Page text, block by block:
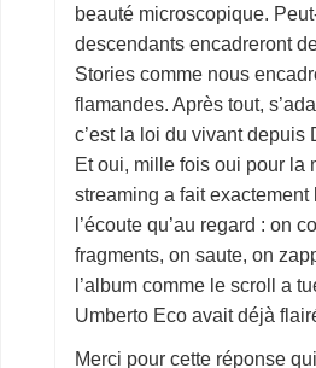
beauté microscopique.
descendants encadreront
Stories comme nous
flamandes. Après tout,
c’est la loi du vivant depuis
Et oui, mille fois oui pour la
streaming a fait exactement
l’écoute qu’au regard : on
fragments, on saute, on
l’album comme le scroll a
Umberto Eco avait déjà
Merci pour cette réponse